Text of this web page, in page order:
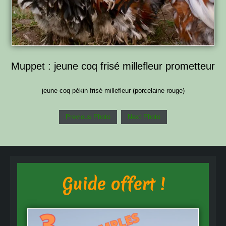
Muppet : jeune coq frisé millefleur prometteur
jeune coq pékin frisé millefleur (porcelaine rouge)
Previous Photo Next Photo
Guide offert !